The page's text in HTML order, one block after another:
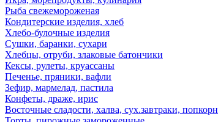
Рыба свежемороженая
Кондитерские изделия, хлеб
Хлебо-булочные изделия
Сушки, баранки, сухари
Хлебцы, отруби, злаковые батончики
Кексы, рулеты, круассаны
Печенье, пряники, вафли
Зефир, мармелад, пастила
Конфеты, драже, ирис
Восточные сладости, халва, сух.завтраки, попкорн